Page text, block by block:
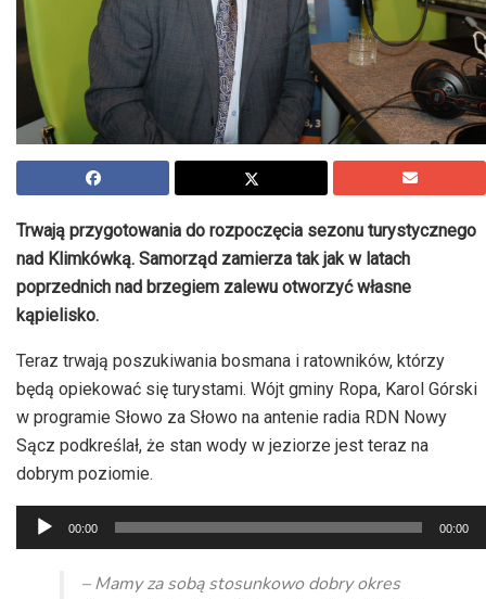
Trwają przygotowania do rozpoczęcia sezonu turystycznego
nad Klimkówką. Samorząd zamierza tak jak w latach
poprzednich nad brzegiem zalewu otworzyć własne
kąpielisko.
Teraz trwają poszukiwania bosmana i ratowników, którzy
będą opiekować się turystami. Wójt gminy Ropa, Karol Górski
w programie Słowo za Słowo na antenie radia RDN Nowy
Sącz podkreślał, że stan wody w jeziorze jest teraz na
dobrym poziomie.
Odtwarzacz
plików
dźwiękowych
00:00 00:00
– Mamy za sobą stosunkowo dobry okres